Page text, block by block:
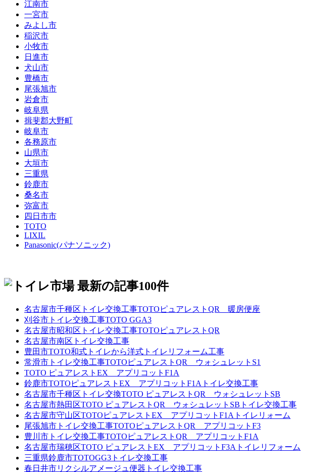
江南市
一宮市
みよし市
稲沢市
小牧市
日進市
犬山市
豊橋市
尾張旭市
岩倉市
岐阜県
揖斐郡大野町
岐阜市
各務原市
山県市
大垣市
三重県
鈴鹿市
桑名市
弥富市
四日市市
TOTO
LIXIL
Panasonic(パナソニック)
名古屋市千種区トイレ交換工事TOTOピュアレストQR 暖房便座
刈谷市トイレ交換工事TOTO GGA3
名古屋市昭和区トイレ交換工事TOTOピュアレストQR
名古屋市南区トイレ交換工事
豊田市TOTO和式トイレから洋式トイレリフォーム工事
常滑市トイレ交換工事TOTOピュアレストQR ウォシュレットS1
TOTO ピュアレストEX アプリコットF1A
鈴鹿市TOTOピュアレストEX アプリコットF1Aトイレ交換工事
名古屋市千種区トイレ交換TOTO ピュアレストQR ウォシュレットSB
名古屋市熱田区TOTO ピュアレストQR ウォシュレットSBトイレ交換工事
名古屋市守山区TOTOピュアレストEX アプリコットF1Aトイレリォーム
尾張旭市トイレ交換工事TOTOピュアレストQR アプリコットF3
豊川市トイレ交換工事TOTOピュアレストQR アプリコットF1A
名古屋市瑞穂区TOTO ピュアレストEX アプリコットF3Aトイレリフォーム
三重県鈴鹿市TOTOGG3トイレ交換工事
春日井市リクシルアメージュ便器トイレ交換工事